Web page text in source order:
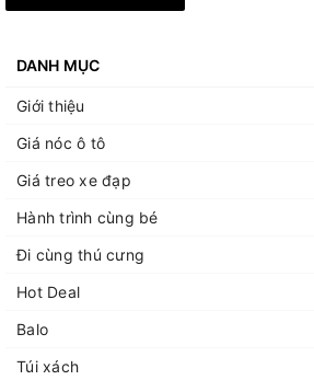
DANH MỤC
Giới thiệu
Giá nóc ô tô
Giá treo xe đạp
Hành trình cùng bé
Đi cùng thú cưng
Hot Deal
Balo
Túi xách